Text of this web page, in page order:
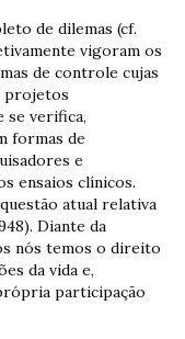
de dilemas (cf.
vigoram os
de controle cujas
projetos
se verifica,
formas de
e
ensaios clínicos.
atual relativa
Diante da
nós temos o direito
da vida e,
participação